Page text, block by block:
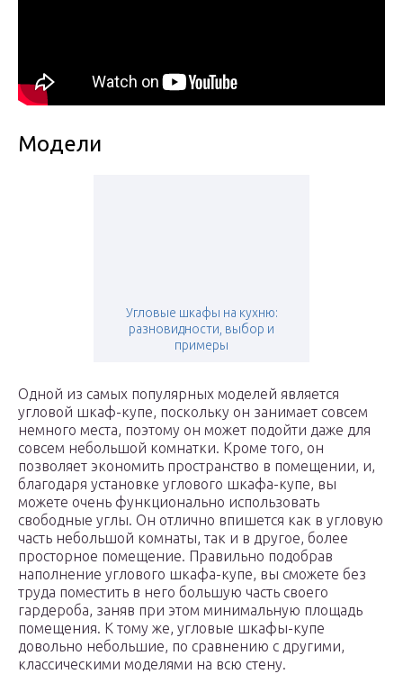
Модели
Угловые шкафы на кухню:
разновидности, выбор и
примеры
Одной из самых популярных моделей является
угловой шкаф-купе, поскольку он занимает совсем
немного места, поэтому он может подойти даже для
совсем небольшой комнатки. Кроме того, он
позволяет экономить пространство в помещении, и,
благодаря установке углового шкафа-купе, вы
можете очень функционально использовать
свободные углы. Он отлично впишется как в угловую
часть небольшой комнаты, так и в другое, более
просторное помещение. Правильно подобрав
наполнение углового шкафа-купе, вы сможете без
труда поместить в него большую часть своего
гардероба, заняв при этом минимальную площадь
помещения. К тому же, угловые шкафы-купе
довольно небольшие, по сравнению с другими,
классическими моделями на всю стену.